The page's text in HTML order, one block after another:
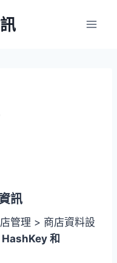
訊
管理 > 商店資料設
HashKey 和